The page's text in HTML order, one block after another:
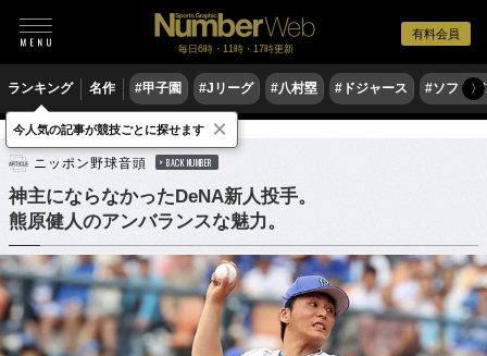
有料会員
毎日6時・11時・17時更新
ランキング 名作 #甲子園 #Jリーグ #八村塁 #ドジャース #ソフト〉
野球 プロ野球
ニッポン野球音頭 BACK NUMBER
神主にならなかったDeNA新人投手。
熊原健人のアンバランスな魅力。
今人気の記事が競技ごとに探せます ×